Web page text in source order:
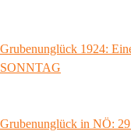
Grubenunglück 1924:
SONNTAG
Grubenunglück in NÖ: